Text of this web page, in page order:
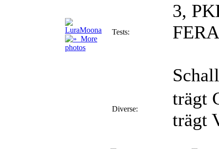
More
photos
Tests:
3,
Diverse:
trägt
trägt